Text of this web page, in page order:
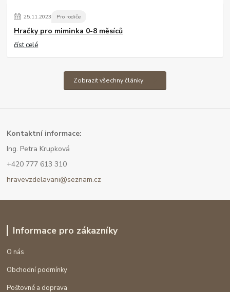
25.11.2023 Pro rodiče
Hračky pro miminka 0-8 měsíců
číst celé
Zobrazit všechny články
Kontaktní informace:
Ing. Petra Krupková
+420 777 613 310
hravevzdelavani@seznam.cz
Informace pro zákazníky
O nás
Obchodní podmínky
Poštovné a doprava